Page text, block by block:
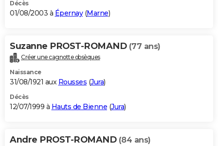
Décès
01/08/2003 à Épernay(Marne)
Suzanne PROST-ROMAND (77 ans)
Créer une cagnotte obsèques
Naissance
31/08/1921 aux Rousses (Jura)
Décès
12/07/1999 à Hauts de Bienne (Jura)
Andre PROST-ROMAND (84 ans)